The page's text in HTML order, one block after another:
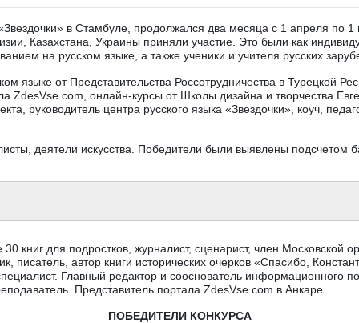
в Стамбуле, продолжался два месяца с 1 апреля по
Казахстана, Украины приняли участие. Это были как
на русском языке, а также ученики и учителя русских
языке от Представительства Россотрудничества в Турецкой
ZdesVse.com, онлайн-курсы от Школы дизайна и творчества
руководитель центра русского языка «Звездочки», коуч,
деятели искусства. Победители были выявлены подсчетом
книг для подростков, журналист, сценарист, член Московской
автор книги исторических очерков «Спасибо,
Главный редактор и сооснователь информационного
Представитель портала ZdesVse.com в Анкаре.
ПОБЕДИТЕЛИ КОНКУРСА